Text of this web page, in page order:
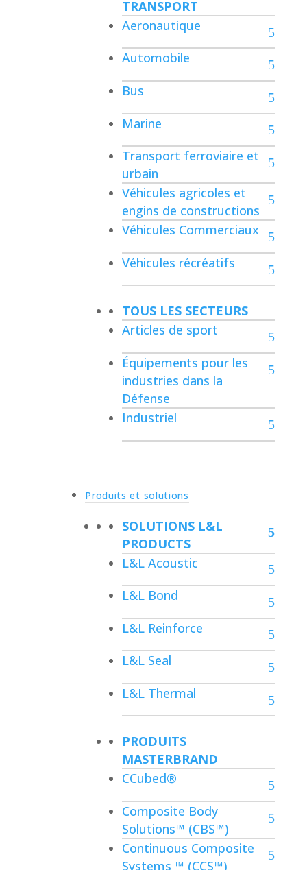
TRANSPORT
Aeronautique
Automobile
Bus
Marine
Transport ferroviaire et
urbain
Véhicules agricoles et
engins de constructions
Véhicules Commerciaux
Véhicules récréatifs
TOUS LES SECTEURS
Articles de sport
Équipements pour les
industries dans la
Défense
Industriel
Produits et solutions
SOLUTIONS L&L
PRODUCTS
L&L Acoustic
L&L Bond
L&L Reinforce
L&L Seal
L&L Thermal
PRODUITS
MASTERBRAND
CCubed®
Composite Body
Solutions™ (CBS™)
Continuous Composite
Systems ™ (CCS™)